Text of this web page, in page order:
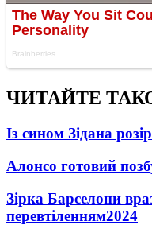
ЧИТАЙТЕ
Із сином Зідана
Алонсо готовий
Зірка Барселони
перевтіленням2024